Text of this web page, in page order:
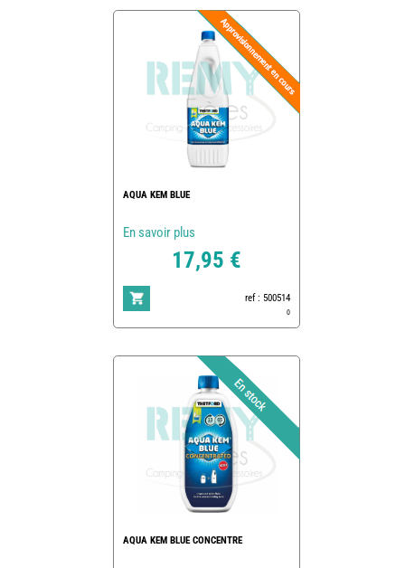
AQUA KEM BLUE
En savoir plus
17,95 €
ref : 500514
0
AQUA KEM BLUE CONCENTRE